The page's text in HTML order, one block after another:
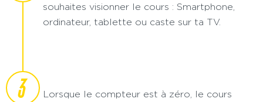
souhaites visionner le cours : Smartphone,
ordinateur, tablette ou caste sur ta TV.
3 Lorsque le compteur est à zéro, le cours